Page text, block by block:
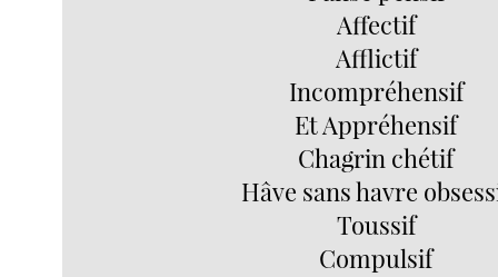
Affectif
Afflictif
Incompréhensif
Et Appréhensif
Chagrin chétif
Hâve sans havre
Toussif
Compulsif